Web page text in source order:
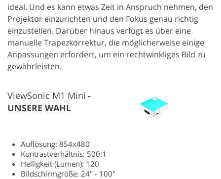
ideal. Und es kann etwas Zeit in Anspruch nehmen, den
Projektor einzurichten und den Fokus genau richtig
einzustellen. Darüber hinaus verfügt es über eine
manuelle Trapezkorrektur, die möglicherweise einige
Anpassungen erfordert, um ein rechtwinkliges Bild zu
gewährleisten.
ViewSonic M1 Mini
UNSERE WAHL
Auflösung: 854x480
Kontrastverhältnis: 500:1
Helligkeit (Lumen): 120
Bildschirmgröße: 24" - 100"